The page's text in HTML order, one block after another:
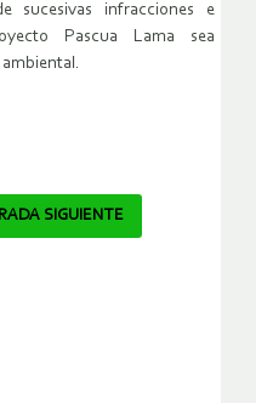
sucesivas infracciones e
Pascua Lama sea
SIGUIENTE